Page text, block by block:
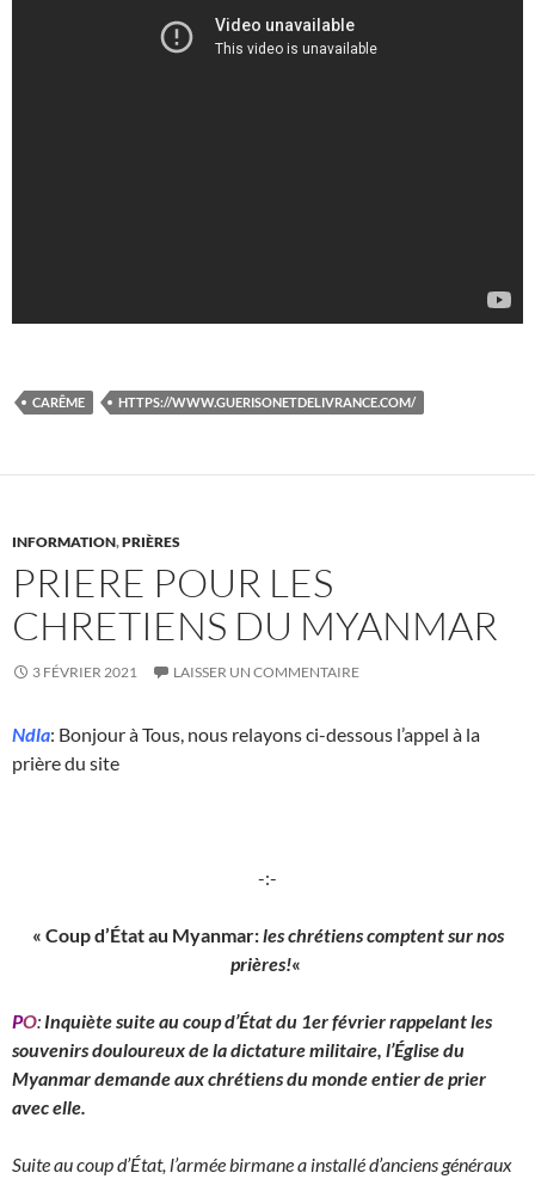
CARÊME HTTPS://WWW.GUERISONETDELIVRANCE.COM/
INFORMATION,PRIÈRES
PRIERE POUR LES
CHRETIENS DU MYANMAR
3 FÉVRIER 2021 LAISSER UN COMMENTAIRE
Ndla: Bonjour à Tous, nous relayons ci-dessous l’appel à la
prière du site
-:-
« Coup d’État au Myanmar:les chrétiens comptent sur nos
prières!«
PO: Inquiète suite au coup d’État du 1er février rappelant les
souvenirs douloureux de la dictature militaire, l’Église du
Myanmar demande aux chrétiens du monde entier de prier
avec elle.
Suite au coup d’État, l’armée birmane a installé d’anciens généraux